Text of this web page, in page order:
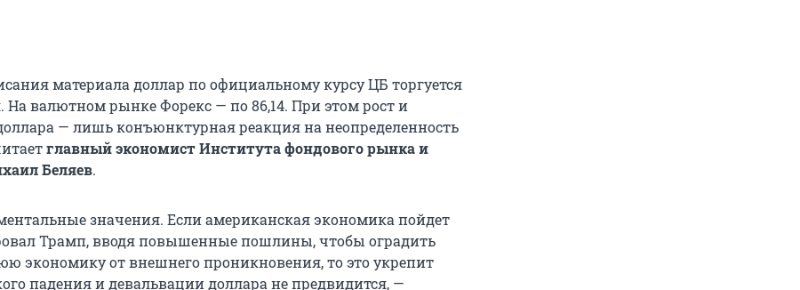
материала доллар по официальному курсу ЦБ торгуется
На валютном рынке Форекс — по 86,14. При этом рост и
— лишь конъюнктурная реакция на неопределенность
главный экономист Института фондового рынка и
Беляев.
значения. Если американская экономика пойдет
Трамп, вводя повышенные пошлины, чтобы оградить
экономику от внешнего проникновения, то это укрепит
падения и девальвации доллара не предвидится, —